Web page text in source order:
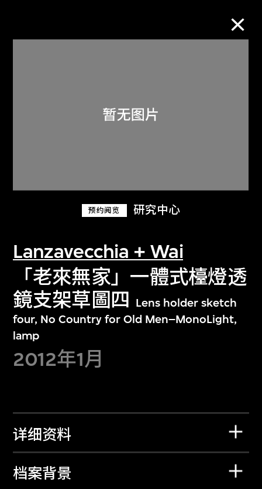
预约阅览 研究中心
Lanzavecchia + Wai
「老來無家」一體式檯燈透
鏡支架草圖四
Lens holder sketch
four, No Country for Old Men–MonoLight,
lamp
2012年1月
详细资料
档案背景
关于M+藏品
探索世界顶级的二十及二十一世纪视觉